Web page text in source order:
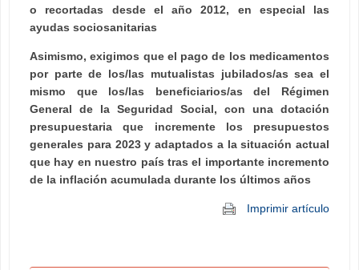
o recortadas desde el año 2012, en especial las
ayudas sociosanitarias
Asimismo, exigimos que el pago de los medicamentos
por parte de los/las mutualistas jubilados/as sea el
mismo que los/las beneficiarios/as del Régimen
General de la Seguridad Social, con una dotación
presupuestaria que incremente los presupuestos
generales para 2023 y adaptados a la situación actual
que hay en nuestro país tras el importante incremento
de la inflación acumulada durante los últimos años
Imprimir artículo